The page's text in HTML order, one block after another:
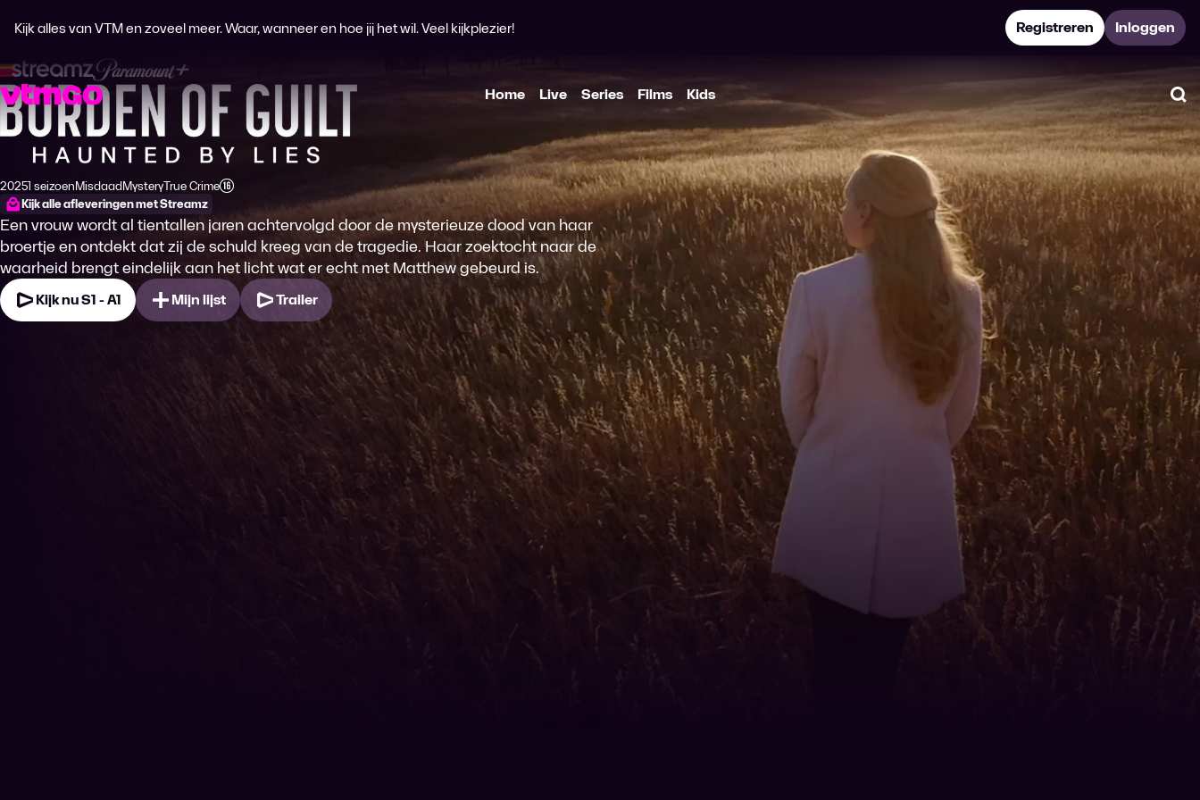
Kijk alles van VTM en zoveel meer. Waar, wanneer en hoe jij het wil. Veel kijkplezier!
Registreren Inloggen
Home Live Series Films Kids
Burden of Guilt
Productiejaar
20251 seizoen
Genre
Misdaad
Genre
Mystery
Genre
True Crime
Leeftijdsclassificatie
Kijk alle afleveringen met Streamz
Een vrouw wordt al tientallen jaren achtervolgd door de mysterieuze dood van haar
broertje en ontdekt dat zij de schuld kreeg van de tragedie. Haar zoektocht naar de
waarheid brengt eindelijk aan het licht wat er echt met Matthew gebeurd is.
Kijk nu S1 - A1 Mijn lijst Trailer